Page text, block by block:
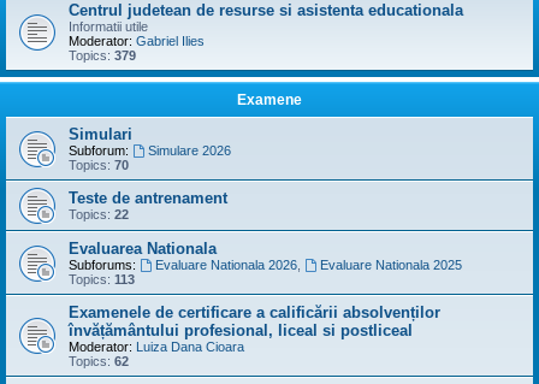
Centrul judetean de resurse si asistenta educationala
Informatii utile
Moderator: Gabriel Ilies
Topics: 379
Examene
Simulari
Subforum:
Simulare 2026
Topics: 70
Teste de antrenament
Topics: 22
Evaluarea Nationala
Subforums: Evaluare Nationala 2026,
Evaluare Nationala 2025
Topics: 113
Examenele de certificare a calificării absolvenților
învățământului profesional, liceal si postliceal
Moderator: Luiza Dana Cioara
Topics: 62